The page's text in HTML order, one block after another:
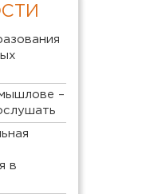
–
в